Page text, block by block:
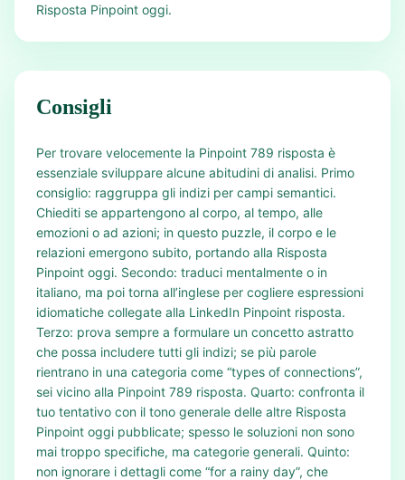
Risposta Pinpoint oggi.
Consigli
Per trovare velocemente la Pinpoint 789 risposta è
essenziale sviluppare alcune abitudini di analisi. Primo
consiglio: raggruppa gli indizi per campi semantici.
Chiediti se appartengono al corpo, al tempo, alle
emozioni o ad azioni; in questo puzzle, il corpo e le
relazioni emergono subito, portando alla Risposta
Pinpoint oggi. Secondo: traduci mentalmente o in
italiano, ma poi torna all’inglese per cogliere espressioni
idiomatiche collegate alla LinkedIn Pinpoint risposta.
Terzo: prova sempre a formulare un concetto astratto
che possa includere tutti gli indizi; se più parole
rientrano in una categoria come “types of connections”,
sei vicino alla Pinpoint 789 risposta. Quarto: confronta il
tuo tentativo con il tono generale delle altre Risposta
Pinpoint oggi pubblicate; spesso le soluzioni non sono
mai troppo specifiche, ma categorie generali. Quinto:
non ignorare i dettagli come “for a rainy day”, che